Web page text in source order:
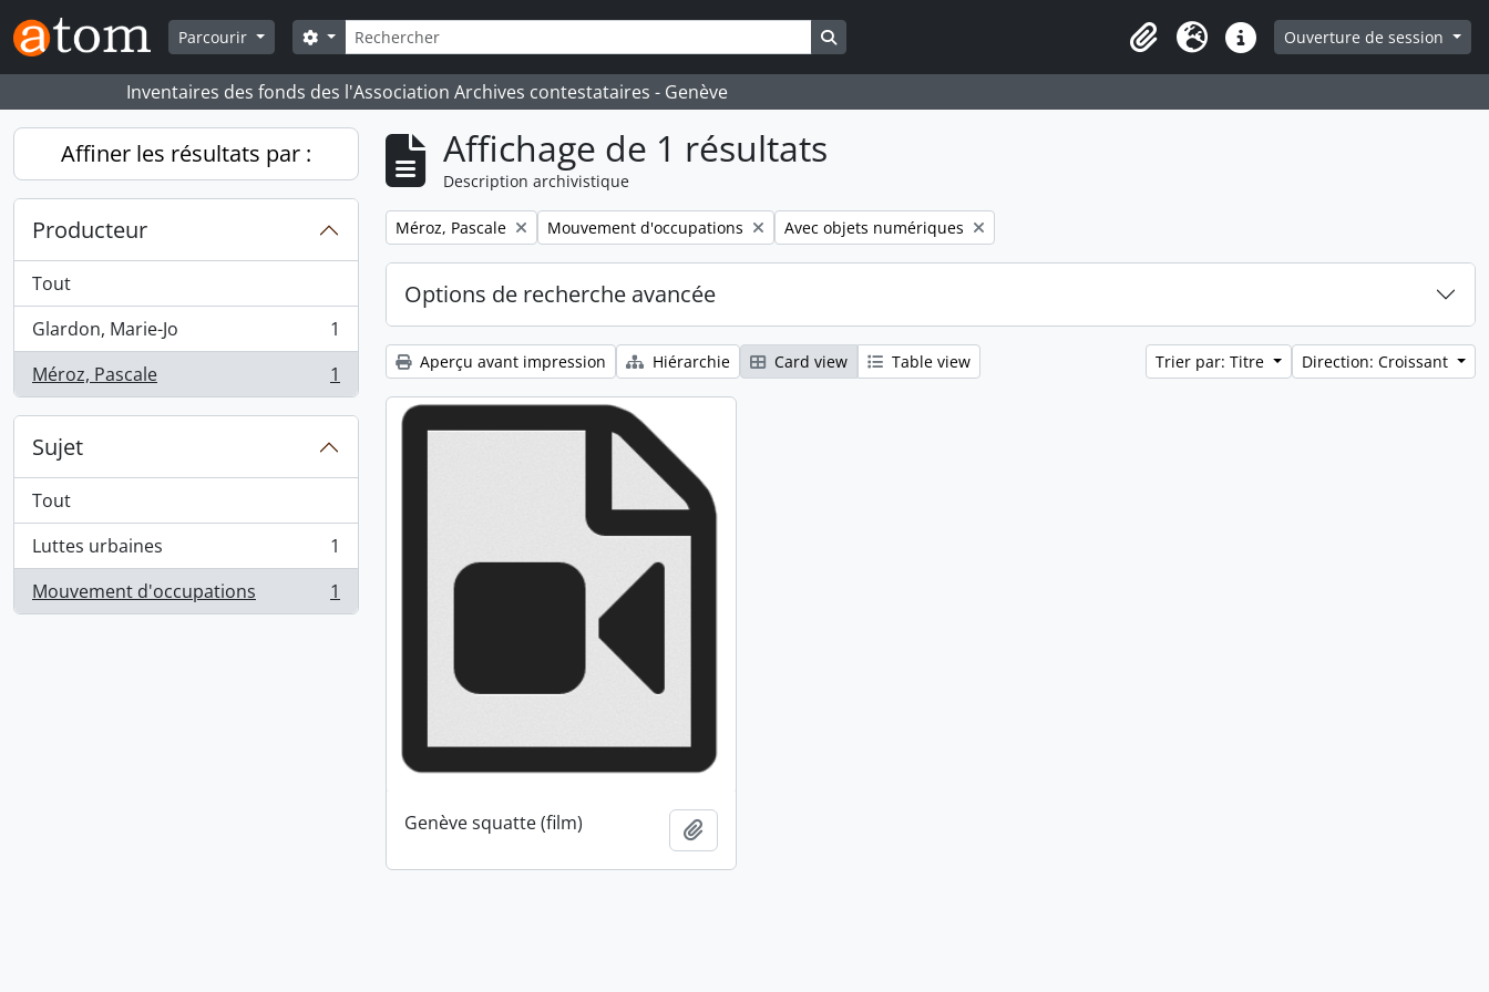
Skip to main content
Parcourir
Rechercher
Search options
Presse-papier
LangueLiens rapidesOuverture de session
Inventaires des fonds des l'Association Archives contestataires - Genève
Affiner les résultats par :
Producteur
Tout
Glardon, Marie-Jo
, 1 résultats
1
Méroz, Pascale
, 1 résultats 1
Sujet
Tout
Luttes urbaines
, 1 résultats
1
Mouvement d'occupations
, 1 résultats 1
Affichage de 1 résultats
Description archivistique
Remove filter:
Méroz, Pascale Remove filter:
Mouvement d'occupations Remove filter:
Avec objets numériques
Options de recherche avancée
Aperçu avant impression Hiérarchie Card view Table view Trier par: Titre Direction: Croissant
Genève squatte (film)